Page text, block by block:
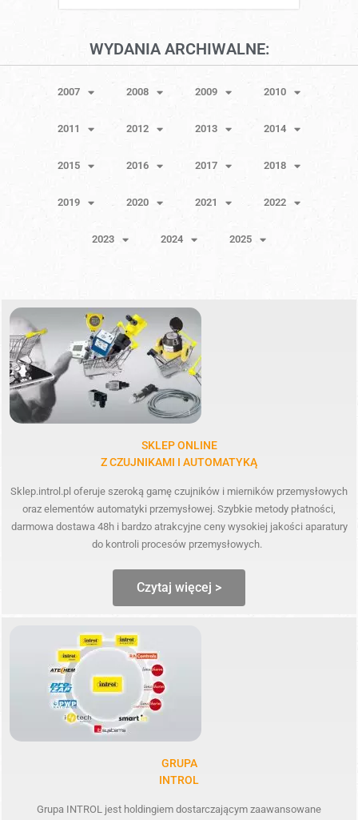
WYDANIA ARCHIWALNE:
2007 2008 2009 2010
2011 2012 2013 2014
2015 2016 2017 2018
2019 2020 2021 2022
2023 2024 2025
SKLEP ONLINE
Z CZUJNIKAMI I AUTOMATYKĄ
Sklep.introl.pl oferuje szeroką gamę czujników i mierników przemysłowych
oraz elementów automatyki przemysłowej. Szybkie metody płatności,
darmowa dostawa 48h i bardzo atrakcyjne ceny wysokiej jakości aparatury
do kontroli procesów przemysłowych.
Czytaj więcej >
GRUPA
INTROL
Grupa INTROL jest holdingiem dostarczającym zaawansowane